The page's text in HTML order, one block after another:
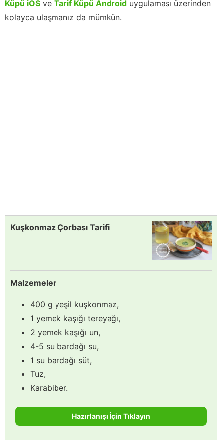
Küpü iOS ve Tarif Küpü Android uygulaması üzerinden
kolayca ulaşmanız da mümkün.
Kuşkonmaz Çorbası Tarifi
Malzemeler
400 g yeşil kuşkonmaz,
1 yemek kaşığı tereyağı,
2 yemek kaşığı un,
4-5 su bardağı su,
1 su bardağı süt,
Tuz,
Karabiber.
Hazırlanışı İçin Tıklayın